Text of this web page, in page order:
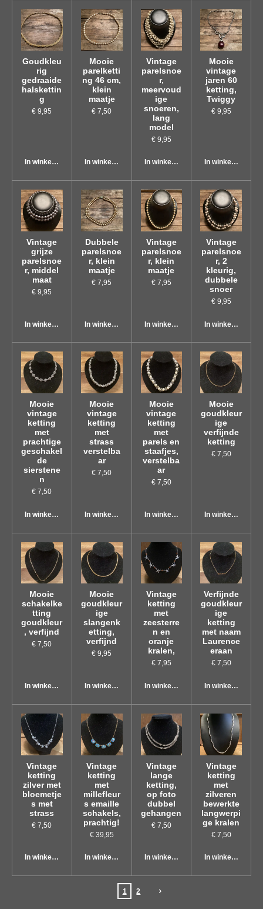
Goudkleu
rig
gedraaide
halskettin
g
€ 9,95
In winkelwagen
Mooie
parelketti
ng 46 cm,
klein
maatje
€ 7,50
In winkelwagen
Vintage
parelsnoe
r,
meervoud
ige
snoeren,
lang
model
€ 9,95
In winkelwagen
Mooie
vintage
jaren 60
ketting,
Twiggy
€ 9,95
In winkelwagen
Vintage
grijze
parelsnoe
r, middel
maat
€ 9,95
In winkelwagen
Dubbele
parelsnoe
r, klein
maatje
€ 7,95
In winkelwagen
Vintage
parelsnoe
r, klein
maatje
€ 7,95
In winkelwagen
Vintage
parelsnoe
r, 2
kleurig,
dubbele
snoer
€ 9,95
In winkelwagen
Mooie
vintage
ketting
met
prachtige
geschakel
de
sierstene
n
€ 7,50
In winkelwagen
Mooie
vintage
ketting
met
strass
verstelba
ar
€ 7,50
In winkelwagen
Mooie
vintage
ketting
met
parels en
staafjes,
verstelba
ar
€ 7,50
In winkelwagen
Mooie
goudkleur
ige
verfijnde
ketting
€ 7,50
In winkelwagen
Mooie
schakelke
tting
goudkleur
, verfijnd
€ 7,50
In winkelwagen
Mooie
goudkleur
ige
slangenk
etting,
verfijnd
€ 9,95
In winkelwagen
Vintage
ketting
met
zeesterre
n en
oranje
kralen,
€ 7,95
In winkelwagen
Verfijnde
goudkleur
ige
ketting
met naam
Laurence
eraan
€ 7,50
In winkelwagen
Vintage
ketting
zilver met
bloemetje
s met
strass
€ 7,50
In winkelwagen
Vintage
ketting
met
millefleur
s emaille
schakels,
prachtig!
€ 39,95
In winkelwagen
Vintage
lange
ketting,
op foto
dubbel
gehangen
€ 7,50
In winkelwagen
Vintage
ketting
met
zilveren
bewerkte
langwerpi
ge kralen
€ 7,50
In winkelwagen
1 2